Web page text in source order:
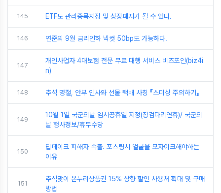
145 ETF도 관리종목지정 및 상장폐지가 될 수 있다.
146 연준의 9월 금리인하 빅컷 50bp도 가능하다.
147
개인사업자 4대보험 전문 무료 대행 서비스 비즈포인(biz4i
n)
148 추석 명절, 안부 인사와 선물 택배 사칭 『스미싱 주의하기』
149
10월 1일 국군의날 임시공휴일 지정(징검다리연휴)/ 국군의
날 행사정보/휴무수당
150
딥페이크 피해자 속출. 포스팅시 얼굴을 모자이크해야하는
이유
151
추석맞이 온누리상품권 15% 상향 할인 사용처 확대 및 구매
방법